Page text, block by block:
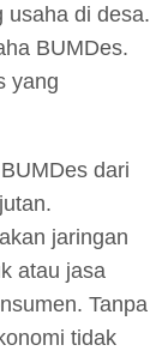
usaha di desa.
BUMDes.
yang
dari
jaringan
atau jasa
Tanpa
tidak